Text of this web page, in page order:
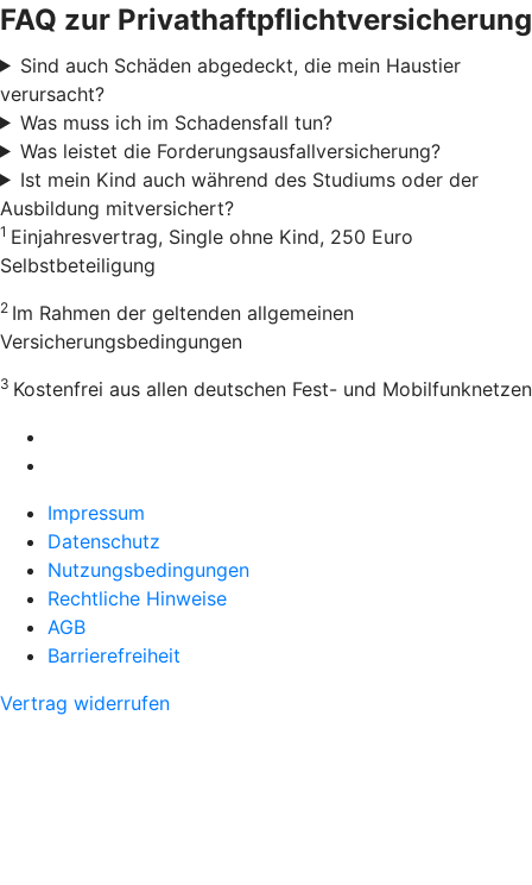
FAQ zur Privathaftpflichtversicherung
Sind auch Schäden abgedeckt, die mein Haustier
verursacht?
Was muss ich im Schadensfall tun?
Was leistet die Forderungsausfallversicherung?
Ist mein Kind auch während des Studiums oder der
Ausbildung mitversichert?
1 Einjahresvertrag, Single ohne Kind, 250 Euro
Selbstbeteiligung
2 Im Rahmen der geltenden allgemeinen
Versicherungsbedingungen
3 Kostenfrei aus allen deutschen Fest- und Mobilfunknetzen
Impressum
Datenschutz
Nutzungsbedingungen
Rechtliche Hinweise
AGB
Barrierefreiheit
Vertrag widerrufen